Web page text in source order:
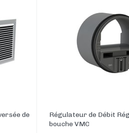
de
Régulateur de Débit
bouche VMC